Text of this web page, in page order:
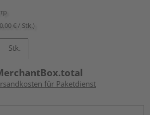
€ / Stk.)
Stk.
für Paketdienst